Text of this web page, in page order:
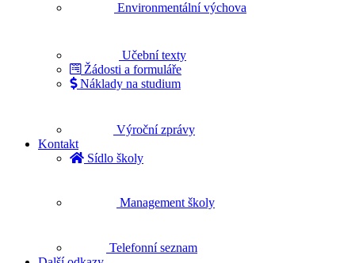
Environmentální výchova
Učební texty
Žádosti a formuláře
Náklady na studium
Výroční zprávy
Kontakt
Sídlo školy
Management školy
Telefonní seznam